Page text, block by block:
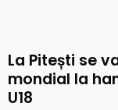
La Pitești se
mondial la
U18